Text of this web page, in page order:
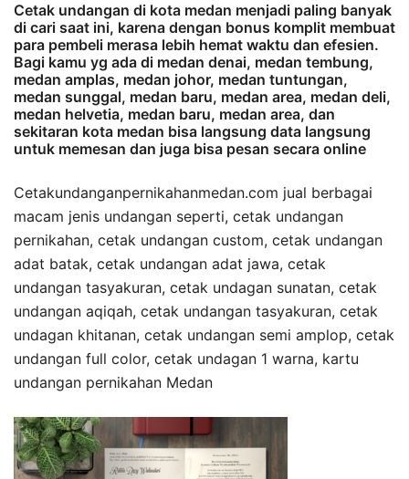
Cetak undangan di kota medan menjadi paling banyak
di cari saat ini, karena dengan bonus komplit membuat
para pembeli merasa lebih hemat waktu dan efesien.
Bagi kamu yg ada di medan denai, medan tembung,
medan amplas, medan johor, medan tuntungan,
medan sunggal, medan baru, medan area, medan deli,
medan helvetia, medan baru, medan area, dan
sekitaran kota medan bisa langsung data langsung
untuk memesan dan juga bisa pesan secara online
Cetakundanganpernikahanmedan.com jual berbagai
macam jenis undangan seperti, cetak undangan
pernikahan, cetak undangan custom, cetak undangan
adat batak, cetak undangan adat jawa, cetak
undangan tasyakuran, cetak undagan sunatan, cetak
undangan aqiqah, cetak undangan tasyakuran, cetak
undagan khitanan, cetak undangan semi amplop, cetak
undangan full color, cetak undagan 1 warna, kartu
undangan pernikahan Medan